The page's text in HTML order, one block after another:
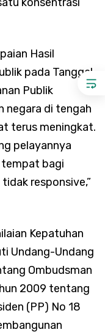
Hasil
pada Tanggal
Publik
negara di tengah
terus meningkat.
pelayannya
bagi
responsive,”
Kepatuhan
Undang-Undang
Ombudsman
2009 tentang
(PP) No 18